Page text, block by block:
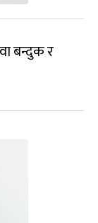
बन्दुक र